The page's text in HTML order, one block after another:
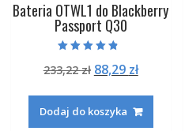
Bateria OTWL1 do Blackberry
Passport Q30
4.50
na 5
233,22zł Pierwotna
wynosiła:
233,22 zł.
88,29 złAktualna
88,29 zł.
Dodaj do koszyka